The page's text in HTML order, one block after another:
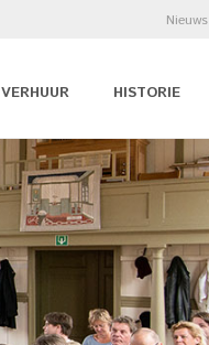
Nieuws
VERHUUR HISTORIE